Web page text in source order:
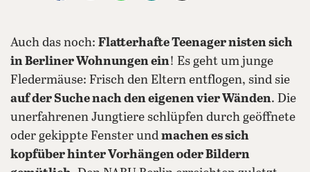
Auch das noch: Flatterhafte Teenager nisten sich
in Berliner Wohnungen ein! Es geht um junge
Fledermäuse: Frisch den Eltern entflogen, sind sie
auf der Suche nach den eigenen vier Wänden. Die
unerfahrenen Jungtiere schlüpfen durch geöffnete
oder gekippte Fenster und machen es sich
kopfüber hinter Vorhängen oder Bildern